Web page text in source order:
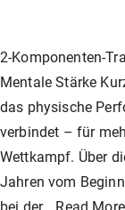
2-Komponenten-
Mentale Stärke
das physische
verbindet – für
Wettkampf. Über
Jahren vom